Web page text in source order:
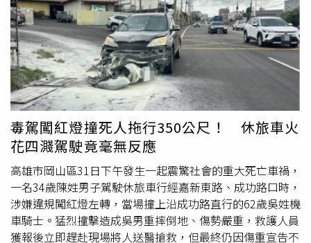
區公所及台電人員前往搶修，並透過警廣發布道路封閉資
訊，提醒駕駛人提前改道。此外，警方也在民義路與壟鉤路
口實施大型車輛管制，限制大型車輛上山，同時協請林口分
局協助疏導粉寮路往民義路方向的車流，以減少交通壅塞情
形。警方初步調查指出，駕駛並無
酒駕 或毒駕情形，但此次
事故疑因貨物固定不當所致，已違反《道路交通管理處罰條
例》第30條有關裝載貨物未依規定綑綁固定的規定，可處新
臺幣3,000元至1萬8,000元罰鍰。後續仍將釐清貨物掉落原
因及相關責任歸屬。這起事故雖然未造成人員傷亡，卻凸顯
大型貨車載運重物時，貨物固定的重要性。一旦綑綁不牢或
裝載方式不當，不僅可能造成財物損失，更可能危及其他用
路人的生命安全。
毒駕闖紅燈撞死人拖行350公尺！ 休旅車火
花四濺駕駛竟毫無反應
高雄市岡山區31日下午發生一起震驚社會的重大死亡車禍，
一名34歲陳姓男子駕駛休旅車行經嘉新東路、成功路口時，
涉嫌違規闖紅燈左轉，當場撞上沿成功路直行的62歲吳姓機
車騎士。猛烈撞擊造成吳男重摔倒地、傷勢嚴重，救護人員
獲報後立即趕赴現場將人送醫搶救，但最終仍因傷重宣告不